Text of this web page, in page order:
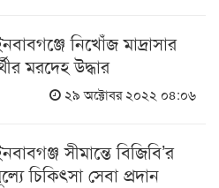
নিখোঁজ মাদ্রাসার
মরদেহ উদ্ধার
২৯ অক্টোবর ২০২২ ০৪:০৬
সীমান্তে বিজিবি’র
চিকিৎসা সেবা প্রদান